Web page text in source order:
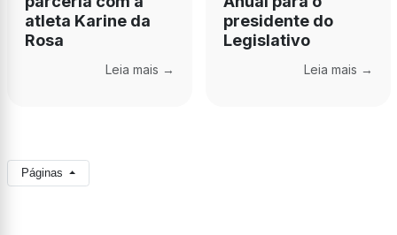
atleta Karine da
Rosa
Leia mais →
presidente do
Legislativo
Leia mais →
Páginas